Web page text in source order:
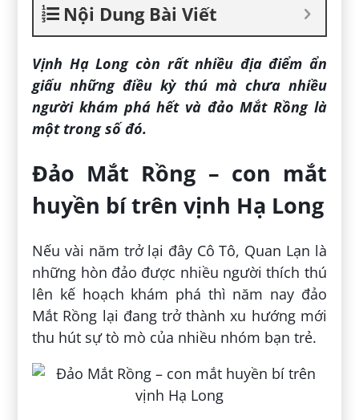
Nội Dung Bài Viết
Vịnh Hạ Long còn rất nhiều địa điểm ẩn
giấu những điều kỳ thú mà chưa nhiều
người khám phá hết và đảo Mắt Rồng là
một trong số đó.
Đảo Mắt Rồng – con mắt
huyền bí trên vịnh Hạ Long
Nếu vài năm trở lại đây Cô Tô, Quan Lạn là
những hòn đảo được nhiều người thích thú
lên kế hoạch khám phá thì năm nay đảo
Mắt Rồng lại đang trở thành xu hướng mới
thu hút sự tò mò của nhiều nhóm bạn trẻ.